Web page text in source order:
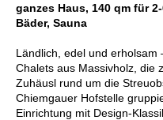
ganzes Haus, 140 qm für
Bäder, Sauna
Ländlich, edel und erholsam
Chalets aus Massivholz, die
Zuhäusl rund um die
Chiemgauer Hofstelle
Einrichtung mit Design-